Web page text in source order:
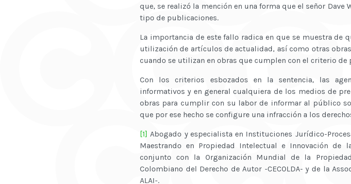
que, se realizó la mención en una forma que el señor Dave
tipo de publicaciones.
La importancia de este fallo radica en que se muestra de
utilización de artículos de actualidad, así como otras
cuando se utilizan en obras que cumplen con el criterio
Con los criterios esbozados en la sentencia, las
informativos y en general cualquiera de los medios de
obras para cumplir con su labor de informar al público
que por ese hecho se configure una infracción a los
[1] Abogado y especialista en Instituciones Jurídico-
Maestrando en Propiedad Intelectual e Innovación de
conjunto con la Organización Mundial de la
Colombiano del Derecho de Autor -CECOLDA- y de la
ALAI-.